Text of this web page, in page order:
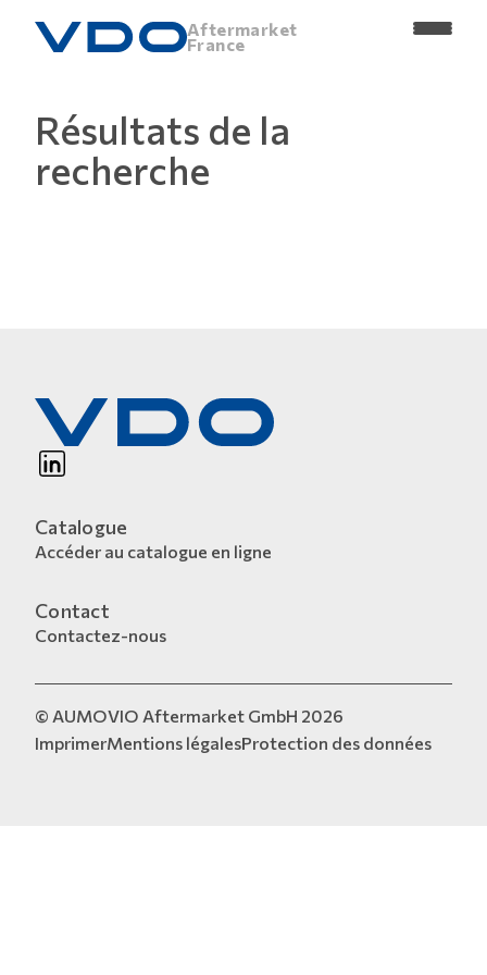
Aftermarket
France
Résultats de la
recherche
LinkedIn
Catalogue
Accéder au catalogue en ligne
Contact
Contactez-nous
© AUMOVIO Aftermarket GmbH 2026
ImprimerMentions légalesProtection des données